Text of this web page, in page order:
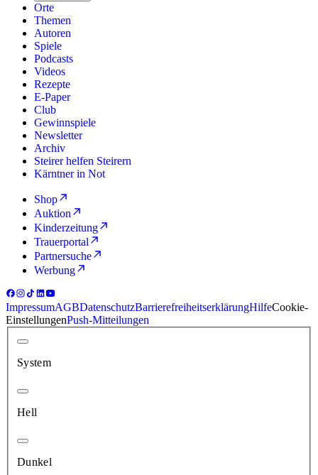
Orte
Themen
Autoren
Spiele
Podcasts
Videos
Rezepte
E-Paper
Club
Gewinnspiele
Newsletter
Archiv
Steirer helfen Steirern
Kärntner in Not
Shop
Auktion
Kinderzeitung
Trauerportal
Partnersuche
Werbung
ImpressumAGBDatenschutzBarrierefreiheitserklärungHilfeCookie-
EinstellungenPush-Mitteilungen
System
Hell
Dunkel